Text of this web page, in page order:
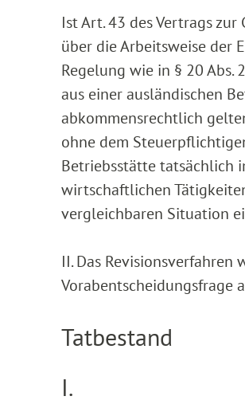
Ist Art. 43 des Vertrags zur
über die Arbeitsweise der
Regelung wie in § 20 Abs.
aus einer ausländischen
abkommensrechtlich
ohne dem
Betriebsstätte tatsächlich
wirtschaftlichen
vergleichbaren Situation
II. Das
Vorabentscheidungsfrage
Tatbestand
I.